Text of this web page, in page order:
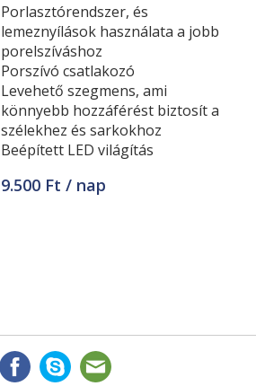
Porlasztórendszer, és
lemeznyílások használata a jobb
porelszíváshoz
Porszívó csatlakozó
Levehető szegmens, ami
könnyebb hozzáférést biztosít a
szélekhez és sarkokhoz
Beépített LED világítás
9.500 Ft / nap